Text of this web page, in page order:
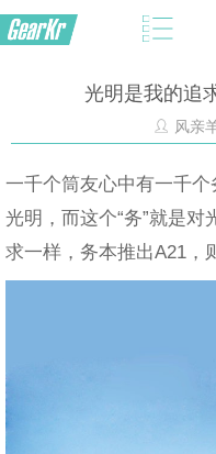
光明是我的追
风亲
一千个筒友心中有一千个
光明，而这个“务”就是
求一样，务本推出A21，